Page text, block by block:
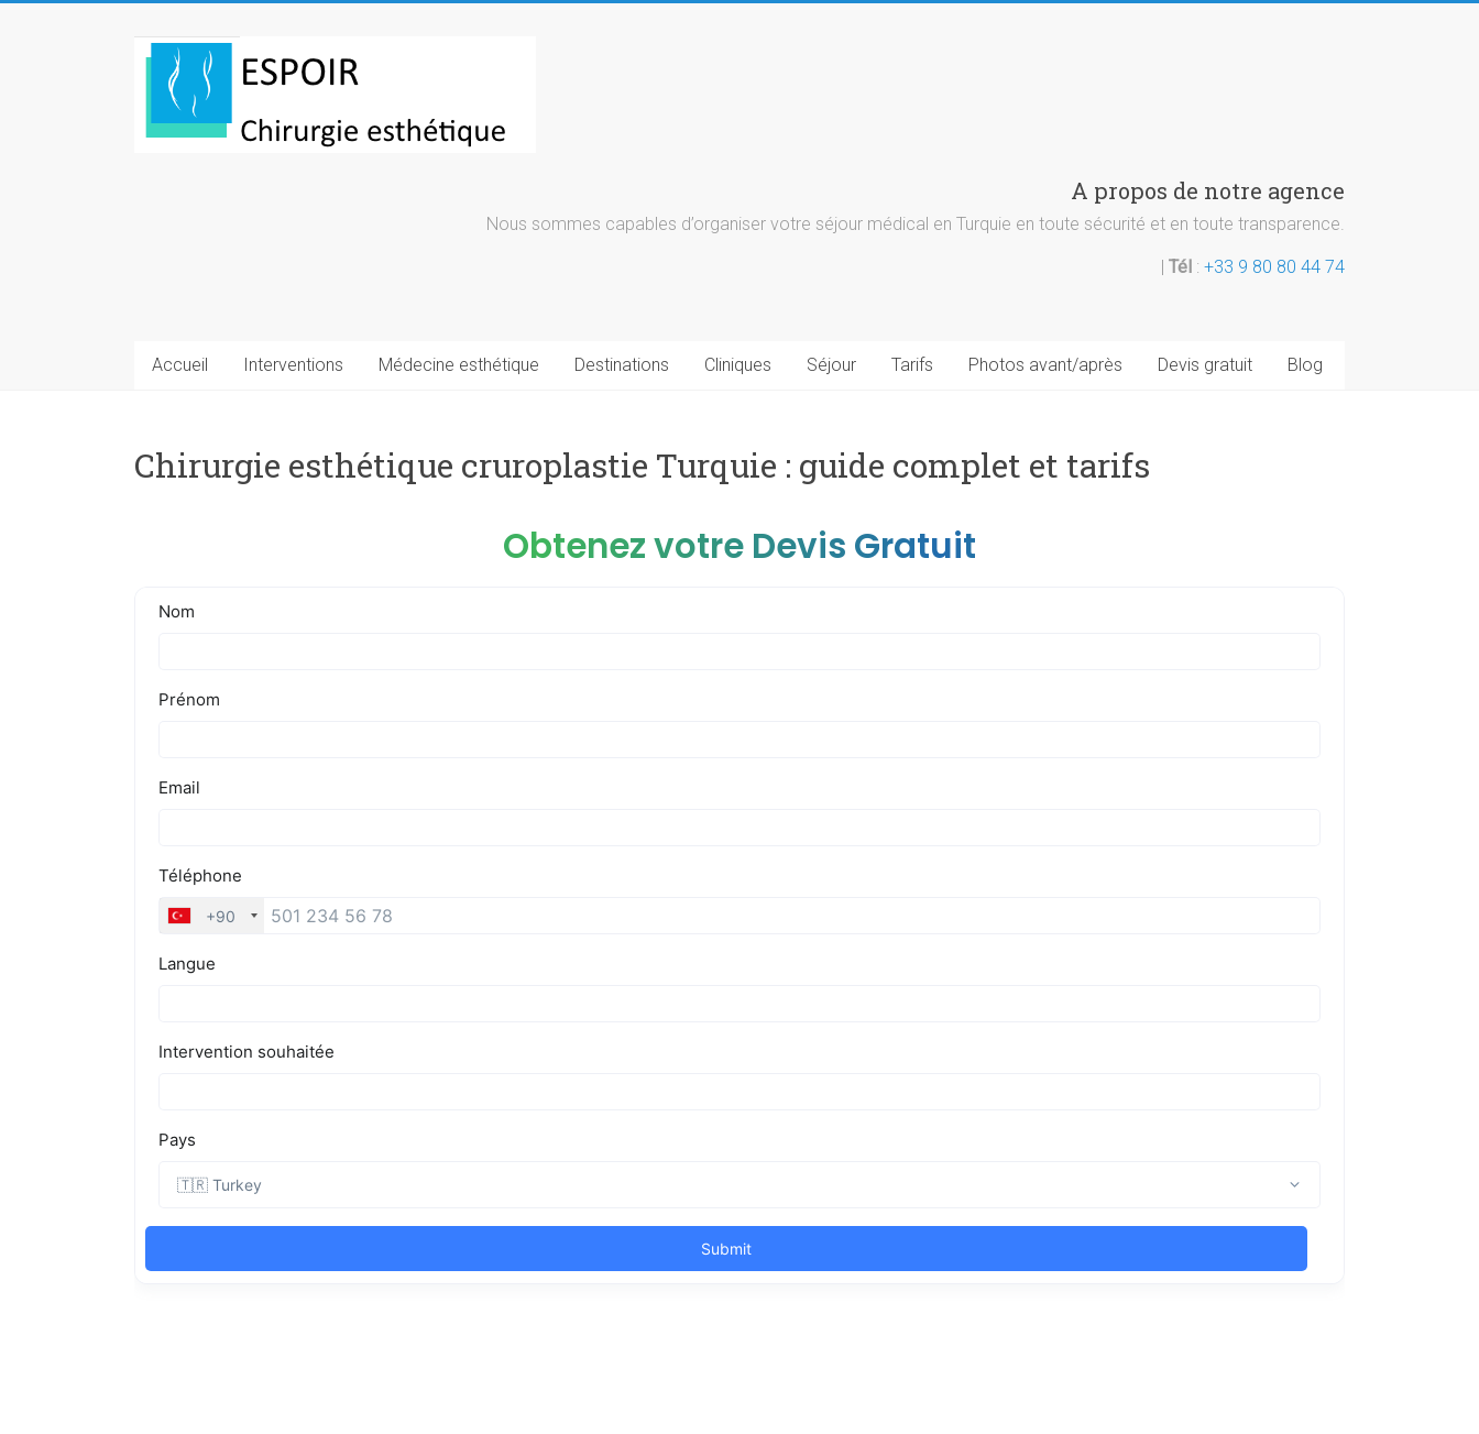
Chirurgie
esthetique
Turquie
A propos de notre agence
Nous sommes capables d’organiser votre séjour médical en Turquie en toute sécurité et en toute transparence.
| Tél : +33 9 80 80 44 74
Accueil Interventions Médecine esthétique Destinations Cliniques Séjour Tarifs Photos avant/après Devis gratuit Blog
Chirurgie esthétique cruroplastie Turquie : guide complet et tarifs
Obtenez votre Devis Gratuit